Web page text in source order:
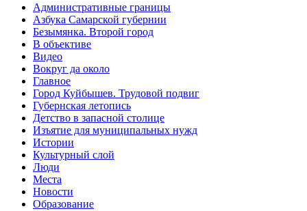
Административные границы
Азбука Самарской губернии
Безымянка. Второй город
В объективе
Видео
Вокруг да около
Главное
Город Куйбышев. Трудовой подвиг
Губернская летопись
Детство в запасной столице
Изъятие для муниципальных нужд
Истории
Культурный слой
Люди
Места
Новости
Образование